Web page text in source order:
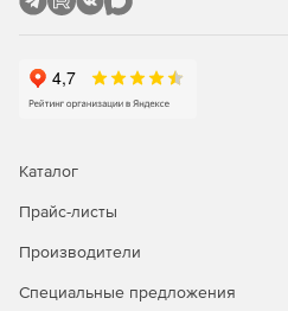
Каталог
Прайс-листы
Производители
Специальные предложения